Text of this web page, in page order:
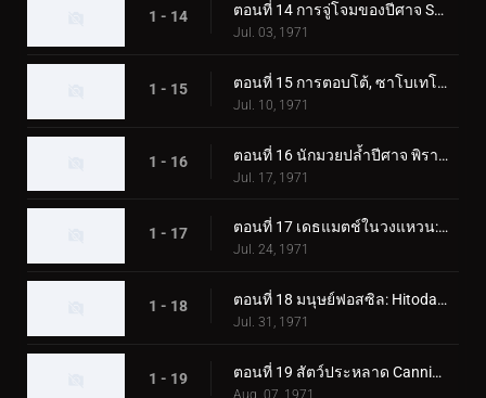
1 - 14 ตอนที่ 14 การจู่โจมของปีศาจ Sabotegron
Jul. 03, 1971
1 - 15 ตอนที่ 15 การตอบโต้, ซาโบเทโกรน
Jul. 10, 1971
1 - 16 ตอนที่ 16 นักมวยปล้ำปีศาจ พิราซอรัส
Jul. 17, 1971
1 - 17 ตอนที่ 17 เดธแมตช์ในวงแหวน: พ่ายแพ้! พิราซอรัส
Jul. 24, 1971
1 - 18 ตอนที่ 18 มนุษย์ฟอสซิล: Hitodanger
Jul. 31, 1971
1 - 19 ตอนที่ 19 สัตว์ประหลาด Cannibubbler ปรากฏตัวที่ฮอกไกโด
Aug. 07, 1971